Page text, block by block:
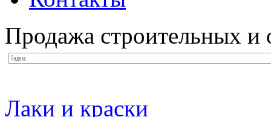
Продажа строительных и
Лаки и краски